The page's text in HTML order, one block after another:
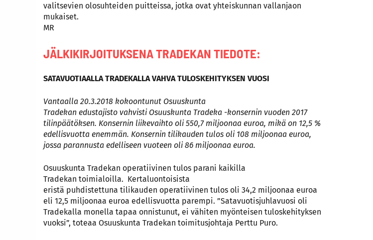
valitsevien olosuhteiden puitteissa, jotka ovat yhteiskunnan vallanjaon
mukaiset.
MR
JÄLKIKIRJOITUKSENA TRADEKAN TIEDOTE:
SATAVUOTIAALLA TRADEKALLA VAHVA TULOSKEHITYKSEN VUOSI
Vantaalla 20.3.2018 kokoontunut Osuuskunta
Tradekan edustajisto vahvisti Osuuskunta Tradeka -konsernin vuoden 2017
tilinpäätöksen. Konsernin liikevaihto oli 550,7 miljoonaa euroa, mikä on 12,5 %
edellisvuotta enemmän. Konsernin tilikauden tulos oli 108 miljoonaa euroa,
jossa parannusta edelliseen vuoteen oli 86 miljoonaa euroa.
Osuuskunta Tradekan operatiivinen tulos parani kaikilla
Tradekan toimialoilla. Kertaluontoisista
eristä puhdistettuna tilikauden operatiivinen tulos oli 34,2 miljoonaa euroa
eli 12,5 miljoonaa euroa edellisvuotta parempi. ”Satavuotisjuhlavuosi oli
Tradekalla monella tapaa onnistunut, ei vähiten myönteisen tuloskehityksen
vuoksi”, toteaa Osuuskunta Tradekan toimitusjohtaja Perttu Puro.